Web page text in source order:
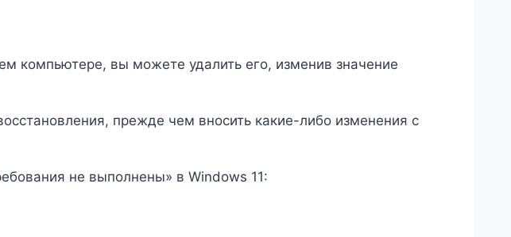
компьютере, вы можете удалить его, изменив значение
прежде чем вносить какие-либо изменения с
не выполнены» в Windows 11: